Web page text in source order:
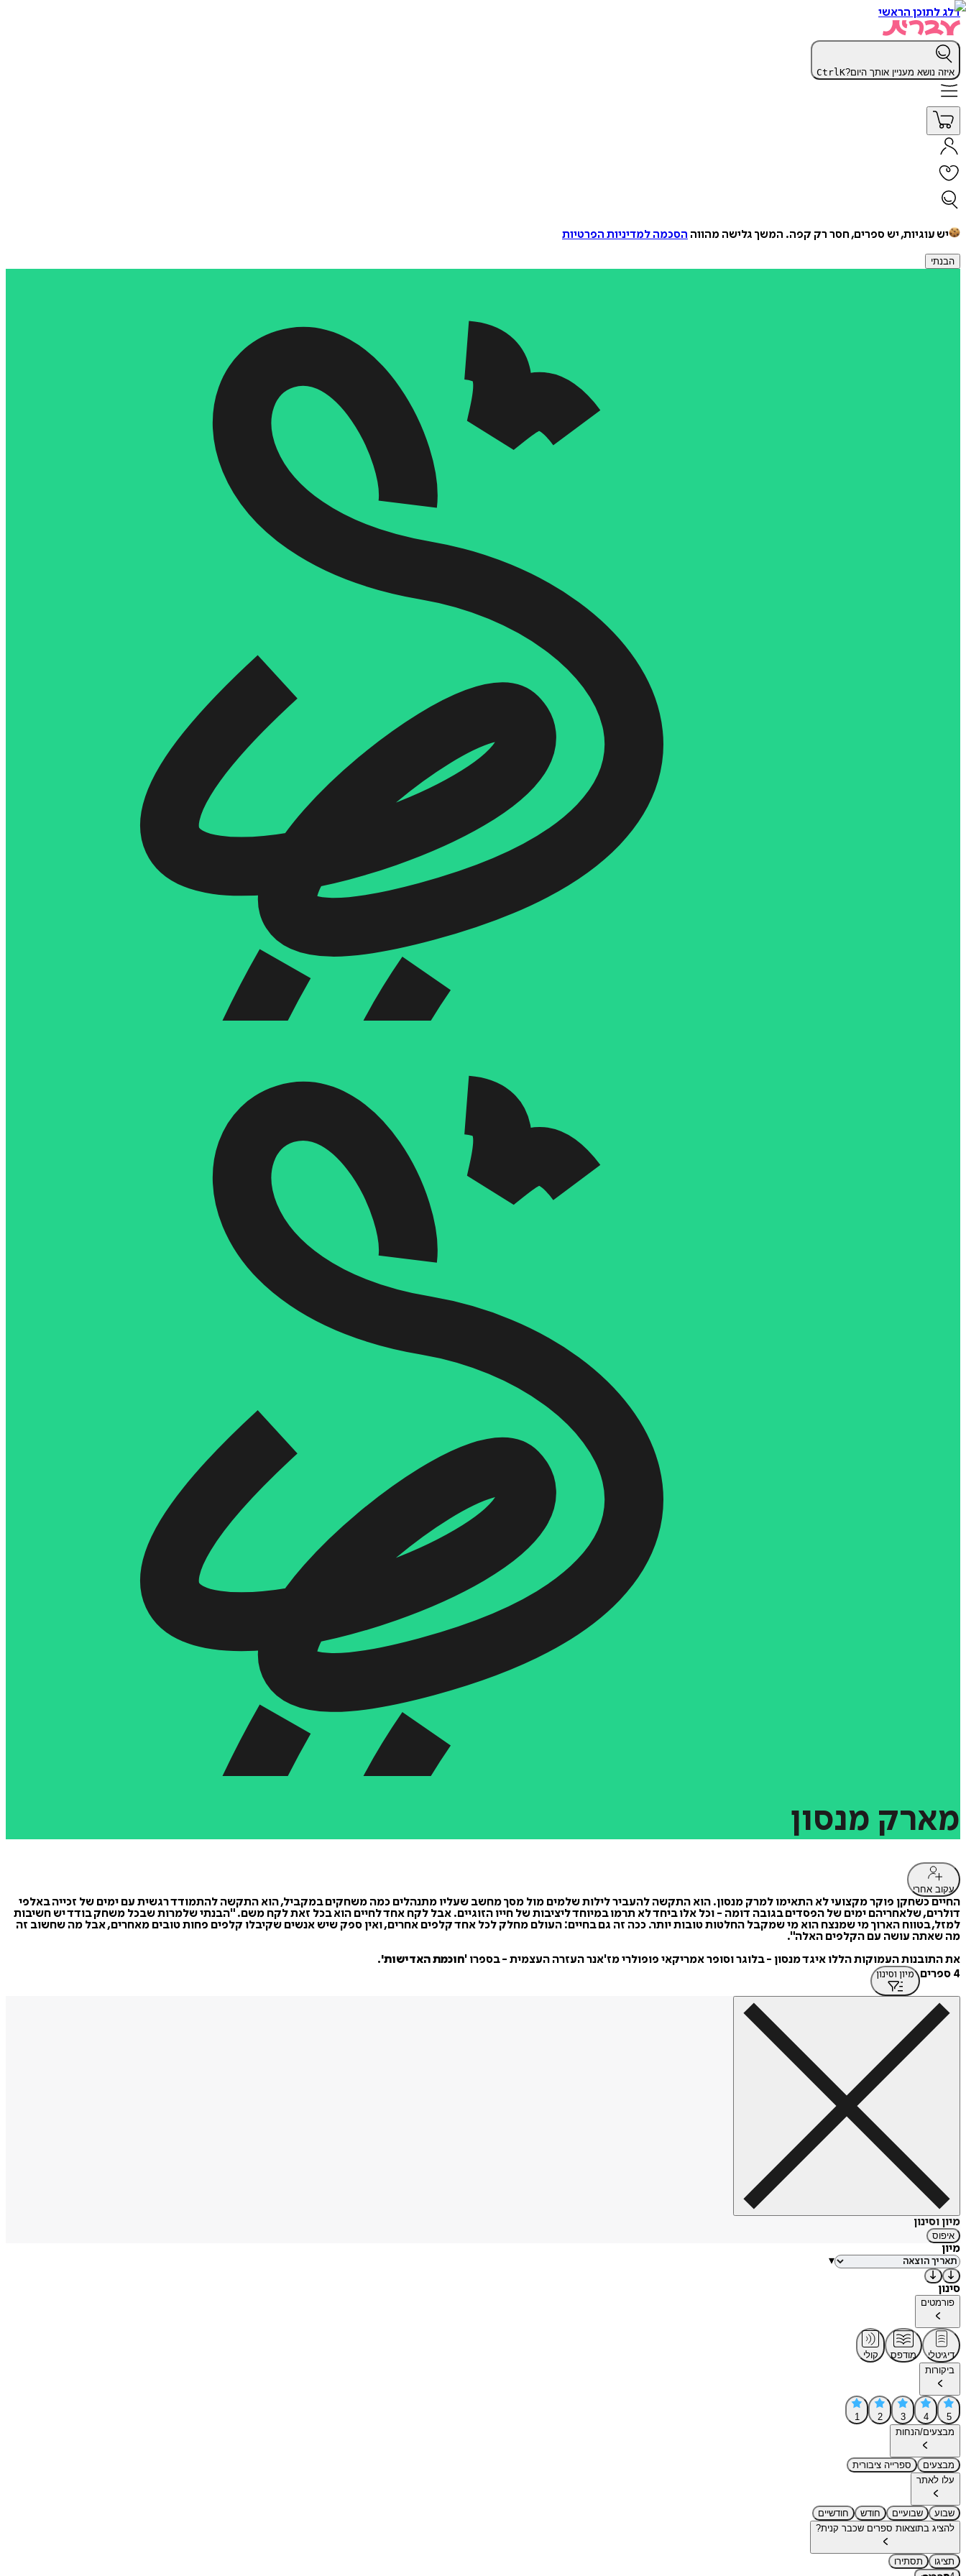
דלג לתוכן הראשי
איזה נושא מעניין אותך היום? CtrlK
יש עוגיות, יש ספרים, חסר רק קפה. המשך גלישה מהווה הסכמה למדיניות הפרטיות
הבנתי
מארק מנסון
עקוב אחרי
החיים כשחקן פוקר מקצועי לא התאימו למרק מנסון. הוא התקשה להעביר לילות שלמים מול מסך מחשב שעליו מתנהלים כמה משחקים במקביל, הוא התקשה להתמודד רגשית עם ימים של זכייה באלפי
דולרים, שלאחריהם ימים של הפסדים בגובה דומה - וכל אלו ביחד לא תרמו במיוחד ליציבות של חייו הזוגיים. אבל לקח אחד לחיים הוא בכל זאת לקח משם. "הבנתי שלמרות שבכל משחק בודד יש חשיבות
למזל, בטווח הארוך מי שמנצח הוא מי שמקבל החלטות טובות יותר. ככה זה גם בחיים: העולם מחלק לכל אחד קלפים אחרים, ואין ספק שיש אנשים שקיבלו קלפים פחות טובים מאחרים, אבל מה שחשוב זה
מה שאתה עושה עם הקלפים האלה".
את התובנות העמוקות הללו איגד מנסון - בלוגר וסופר אמריקאי פופולרי מז'אנר העזרה העצמית - בספרו 'חוכמת האדישות'.
4 ספרים
מיון וסינון
מיון וסינון
איפוס
מיון
▾
סינון
פורמטים
דיגיטלי מודפס
קולי
ביקורות
5
4
3
2
1
מבצעים/הנחות
מבצעים
ספרייה ציבורית
עלו לאתר
שבוע שבועיים חודש
חודשיים
להציג בתוצאות ספרים שכבר קנית?
תציגו
תסתירו